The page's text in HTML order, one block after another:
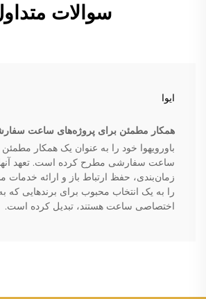
سوالات
ایوا
همکار مطمئن برای پروژه‌های ساعت
باورویهوا خود را به عنوان یک همکار
ساعت سفارشی مطرح کرده است. تعهد
زمان‌بندی، حفظ ارتباط باز و ارائه خدمات
را به یک انتخاب محبوب برای برندهایی که
اختصاصی ساعت هستند، تبدیل کرده است.